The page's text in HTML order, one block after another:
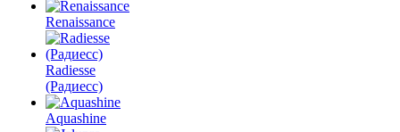
Renaissance
Radiesse
(Радиесс)
Aquashine